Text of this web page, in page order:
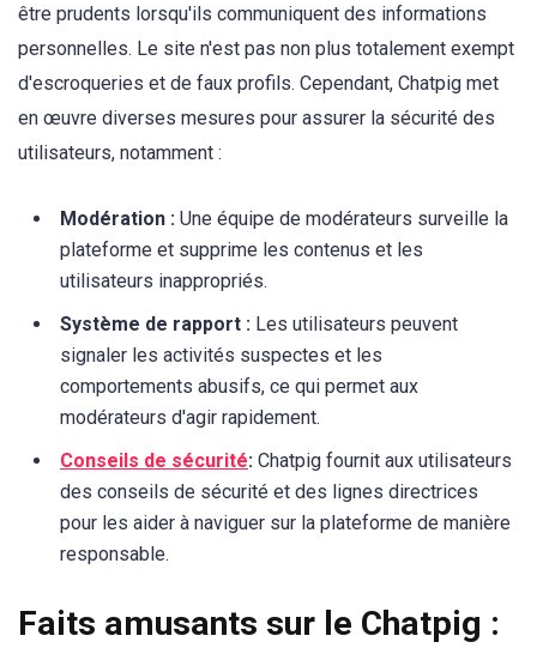
être prudents lorsqu'ils communiquent des informations
personnelles. Le site n'est pas non plus totalement exempt
d'escroqueries et de faux profils. Cependant, Chatpig met
en œuvre diverses mesures pour assurer la sécurité des
utilisateurs, notamment :
Modération : Une équipe de modérateurs surveille la
plateforme et supprime les contenus et les
utilisateurs inappropriés.
Système de rapport : Les utilisateurs peuvent
signaler les activités suspectes et les
comportements abusifs, ce qui permet aux
modérateurs d'agir rapidement.
Conseils de sécurité: Chatpig fournit aux utilisateurs
des conseils de sécurité et des lignes directrices
pour les aider à naviguer sur la plateforme de manière
responsable.
Faits amusants sur le Chatpig :